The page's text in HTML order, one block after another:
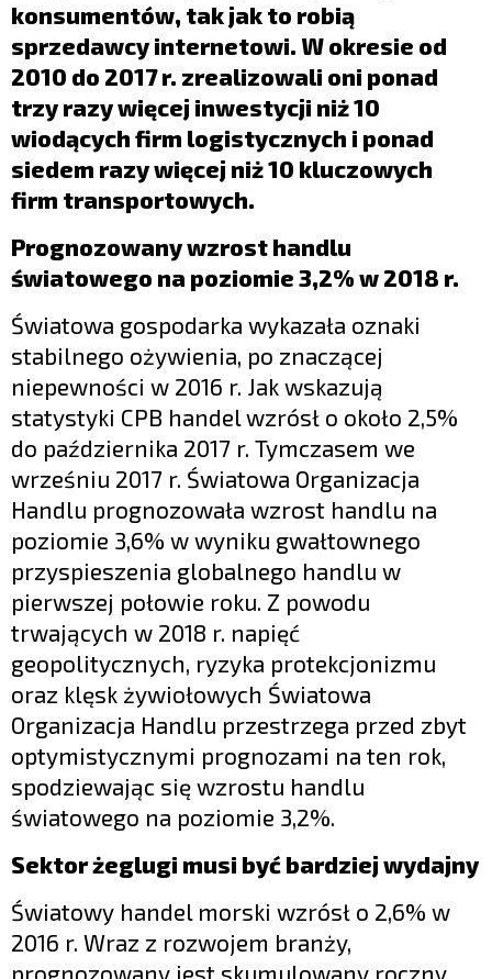
konsumentów, tak jak to robią
sprzedawcy internetowi. W okresie od
2010 do 2017 r. zrealizowali oni ponad
trzy razy więcej inwestycji niż 10
wiodących firm logistycznych i ponad
siedem razy więcej niż 10 kluczowych
firm transportowych.
Prognozowany wzrost handlu
światowego na poziomie 3,2% w 2018 r.
Światowa gospodarka wykazała oznaki
stabilnego ożywienia, po znaczącej
niepewności w 2016 r. Jak wskazują
statystyki CPB handel wzrósł o około 2,5%
do października 2017 r. Tymczasem we
wrześniu 2017 r. Światowa Organizacja
Handlu prognozowała wzrost handlu na
poziomie 3,6% w wyniku gwałtownego
przyspieszenia globalnego handlu w
pierwszej połowie roku. Z powodu
trwających w 2018 r. napięć
geopolitycznych, ryzyka protekcjonizmu
oraz klęsk żywiołowych Światowa
Organizacja Handlu przestrzega przed zbyt
optymistycznymi prognozami na ten rok,
spodziewając się wzrostu handlu
światowego na poziomie 3,2%.
Sektor żeglugi musi być bardziej wydajny
Światowy handel morski wzrósł o 2,6% w
2016 r. Wraz z rozwojem branży,
prognozowany jest skumulowany roczny